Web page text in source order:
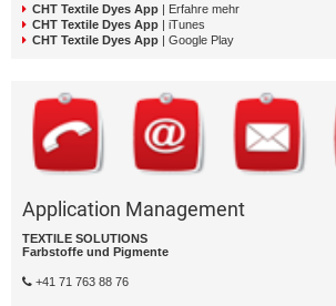
CHT Textile Dyes App | Erfahre mehr
CHT Textile Dyes App | iTunes
CHT Textile Dyes App | Google Play
Application Management
TEXTILE SOLUTIONS
Farbstoffe und Pigmente
+41 71 763 88 76